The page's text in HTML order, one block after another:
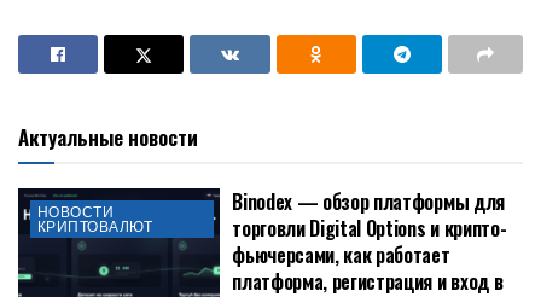
Актуальные новости
НОВОСТИ
КРИПТОВАЛЮТ
Binodex — обзор платформы для
торговли Digital Options и крипто-
фьючерсами, как работает
платформа, регистрация и вход в